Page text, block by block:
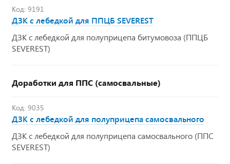
Код: 9191
ДЗК с лебедкой для ППЦБ SEVEREST
ДЗК с лебедкой для полуприцепа битумовоза (ППЦБ
SEVEREST)
Доработки для ППС (самосвальные)
Код: 9035
ДЗК с лебедкой для полуприцепа самосвального
ДЗК с лебедкой для полуприцепа самосвального (ППС
SEVEREST)